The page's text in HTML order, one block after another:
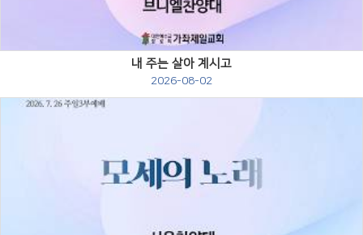
내 주는 살아 계시고
2026-08-02